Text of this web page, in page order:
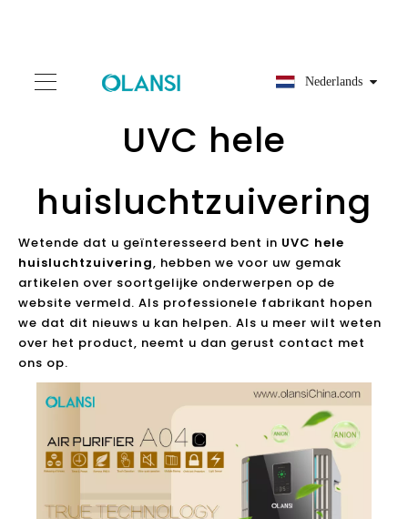
Nederlands
UVC hele
huisluchtzuivering
Wetende dat u geïnteresseerd bent in UVC hele
huisluchtzuivering, hebben we voor uw gemak
artikelen over soortgelijke onderwerpen op de
website vermeld. Als professionele fabrikant hopen
we dat dit nieuws u kan helpen. Als u meer wilt weten
over het product, neemt u dan gerust contact met
ons op.